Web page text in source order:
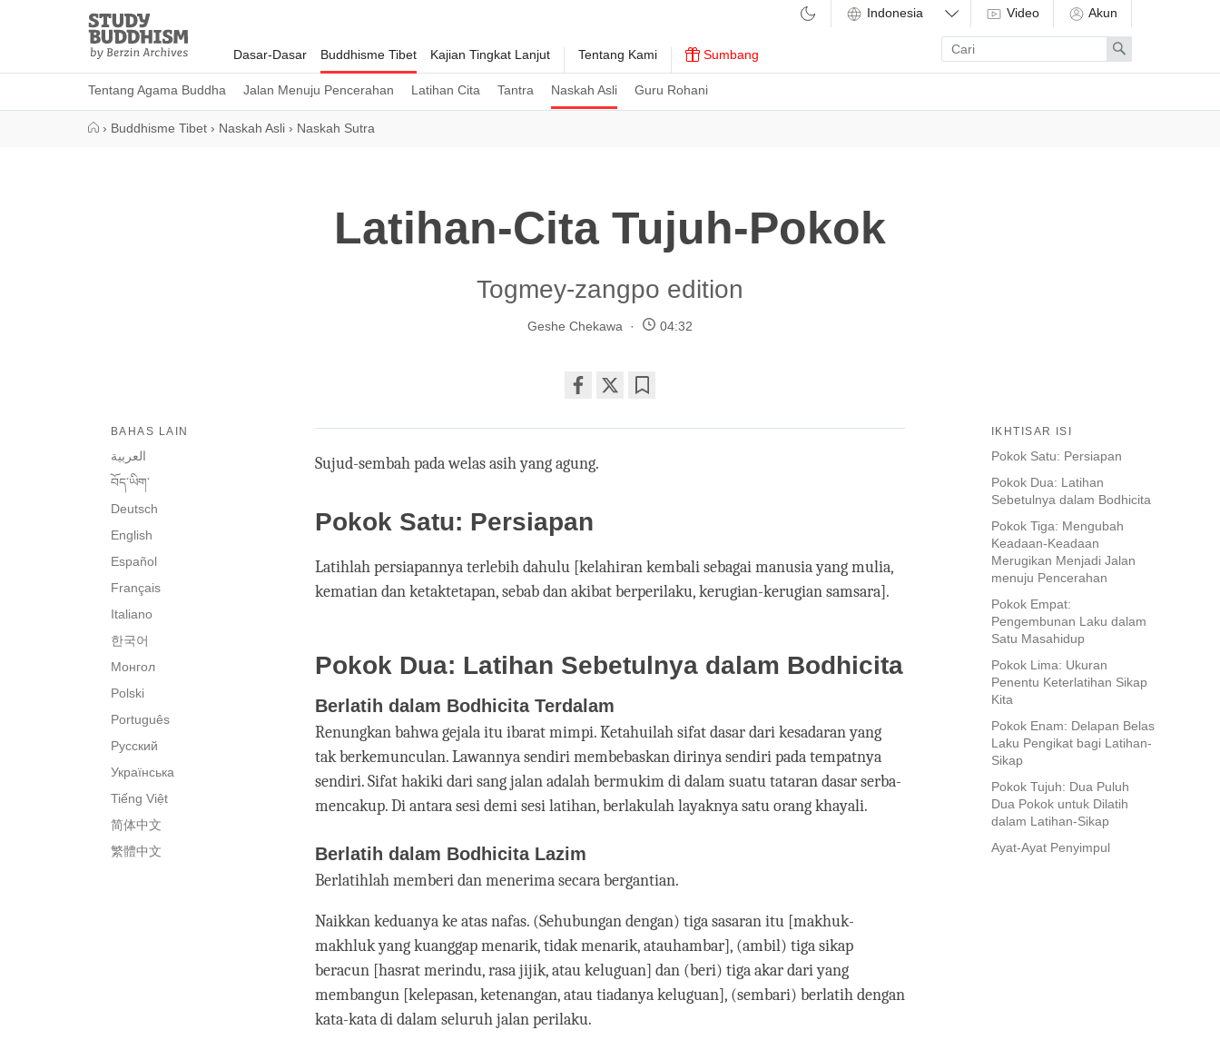
Study
Buddhism
Home
Dasar-Dasar Buddhisme Tibet
Tentang Agama Buddha Jalan Menuju Pencerahan Latihan Cita Tantra Naskah Asli Guru Rohani
Kajian Tingkat Lanjut Tentang Kami Sumbang
Video Akun
Enter
search
term
Search
› Buddhisme Tibet › Naskah Asli › Naskah Sutra
Latihan-Cita Tujuh-Pokok
Togmey-zangpo edition
Geshe Chekawa 04:32
on
facebook
IKHTISAR ISI
Pokok Satu: Persiapan
Pokok Dua: Latihan
Sebetulnya dalam Bodhicita
Pokok Tiga: Mengubah
Keadaan-Keadaan
Merugikan Menjadi Jalan
menuju Pencerahan
Pokok Empat:
Pengembunan Laku dalam
Satu Masahidup
Pokok Lima: Ukuran
Penentu Keterlatihan Sikap
Kita
Pokok Enam: Delapan Belas
Laku Pengikat bagi Latihan-
Sikap
Pokok Tujuh: Dua Puluh
Dua Pokok untuk Dilatih
dalam Latihan-Sikap
Ayat-Ayat Penyimpul
BAHAS LAIN
العربية
བོད་ཡིག་
Deutsch
English
Español
Français
Italiano
한국어
Монгол
Polski
Português
Русский
Українська
Tiếng Việt
简体中文
繁體中文
Sujud-sembah pada welas asih yang agung.
Pokok Satu: Persiapan
Latihlah persiapannya terlebih dahulu [kelahiran kembali sebagai manusia yang mulia,
kematian dan ketaktetapan, sebab dan akibat berperilaku, kerugian-kerugian samsara].
Pokok Dua: Latihan Sebetulnya dalam Bodhicita
Berlatih dalam Bodhicita Terdalam
Renungkan bahwa gejala itu ibarat mimpi. Ketahuilah sifat dasar dari kesadaran yang
tak berkemunculan. Lawannya sendiri membebaskan dirinya sendiri pada tempatnya
sendiri. Sifat hakiki dari sang jalan adalah bermukim di dalam suatu tataran dasar serba-
mencakup. Di antara sesi demi sesi latihan, berlakulah layaknya satu orang khayali.
Berlatih dalam Bodhicita Lazim
Berlatihlah memberi dan menerima secara bergantian.
Naikkan keduanya ke atas nafas. (Sehubungan dengan) tiga sasaran itu [makhuk-
makhluk yang kuanggap menarik, tidak menarik, atauhambar], (ambil) tiga sikap
beracun [hasrat merindu, rasa jijik, atau keluguan] dan (beri) tiga akar dari yang
membangun [kelepasan, ketenangan, atau tiadanya keluguan], (sembari) berlatih dengan
kata-kata di dalam seluruh jalan perilaku.